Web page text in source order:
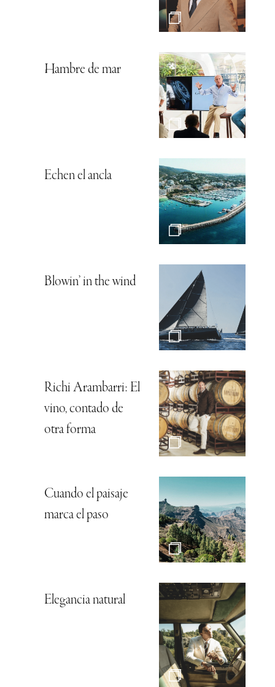
Hambre de mar
Echen el ancla
Blowin’ in the wind
Richi Arambarri: El
vino, contado de
otra forma
Cuando el paisaje
marca el paso
Elegancia natural